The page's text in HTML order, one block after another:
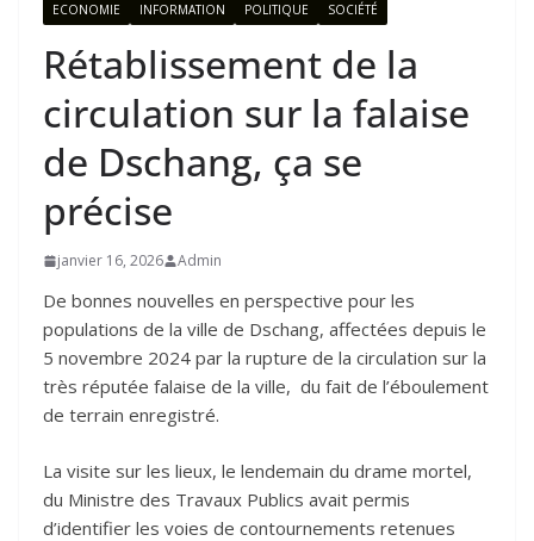
ECONOMIE INFORMATION POLITIQUE SOCIÉTÉ
Rétablissement de la
circulation sur la falaise
de Dschang, ça se
précise
janvier 16, 2026 Admin
De bonnes nouvelles en perspective pour les
populations de la ville de Dschang, affectées depuis le
5 novembre 2024 par la rupture de la circulation sur la
très réputée falaise de la ville, du fait de l’éboulement
de terrain enregistré.
La visite sur les lieux, le lendemain du drame mortel,
du Ministre des Travaux Publics avait permis
d’identifier les voies de contournements retenues